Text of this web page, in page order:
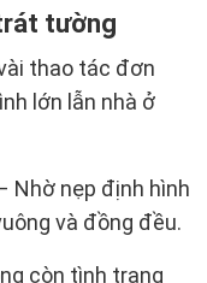
tường
thao tác đơn
lớn lẫn nhà ở
Nhờ nẹp định hình
và đồng đều.
còn tình trạng